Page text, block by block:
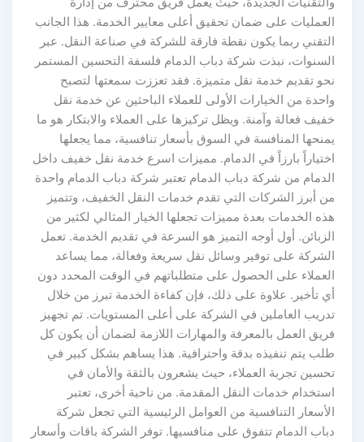
العمليات على ضمان تحقيق أعلى معايير الخدمة. هذا الجانب
التقني ربما يكون نقطة فارقة للشركة في صناعة النقل. عبر
السنوات، نبذت شركة دباب الدمام فلسفة التحسين المستمر
نحو تقديم خدمة نقل متميزة. فقد تعززت سمعتها لتصبح
واحدة من الخيارات الأولى للعملاء الباحثين عن خدمة نقل
خفيف فعالة وآمنة. ويظل تركيزها على العملاء والابتكار هو ما
يمنحها المنافسة في السوق بأسعار تنافسية، مما يجعلها
اختياراً بارزاً في الدمام. مميزات اسرع خدمة نقل خفيف داخل
الدمام من شركة دباب الدمام تعتبر شركة دباب الدمام واحدة
من أبرز الشركات التي تقدم خدمات النقل الخفيف، وتتميز
هذه الخدمات بعدة مميزات تجعلها الخيار المثالي لكثير من
الزبائن. أول أوجه التميز هو السرعة في تقديم الخدمة. تعمل
الشركة على توفير وسائل نقل سريعة وفعالة، مما يساعد
العملاء على الحصول على متطلباتهم في الوقت المحدد دون
أي تأخير. علاوة على ذلك، فإن كفاءة الخدمة تبرز من خلال
تدريب العاملين في الشركة على أعلى المستويات. تم تجهيز
فريق العمل بالمعرفة والمهارات اللازمة لضمان أن يكون كل
طلب يتم تنفيذه بدقة واحترافية. هذا يساهم بشكل كبير في
تحسين تجربة العملاء، حيث يشعرون بالثقة والأمان في
استخدام خدمات النقل المقدمة. من ناحية أخرى، تعتبر
الأسعار التنافسية من العوامل الرئيسية التي تجعل شركة
دباب الدمام تتفوق على منافسيها. توفر الشركة باقات وأسعار